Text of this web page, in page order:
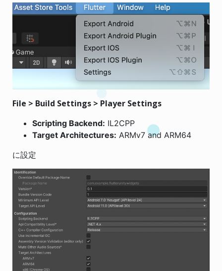
File > Build Settings > Player Settings
Scripting Backend: IL2CPP
Target Architectures: ARMv7 and ARM64
に設定